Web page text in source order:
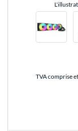
TVA comprise